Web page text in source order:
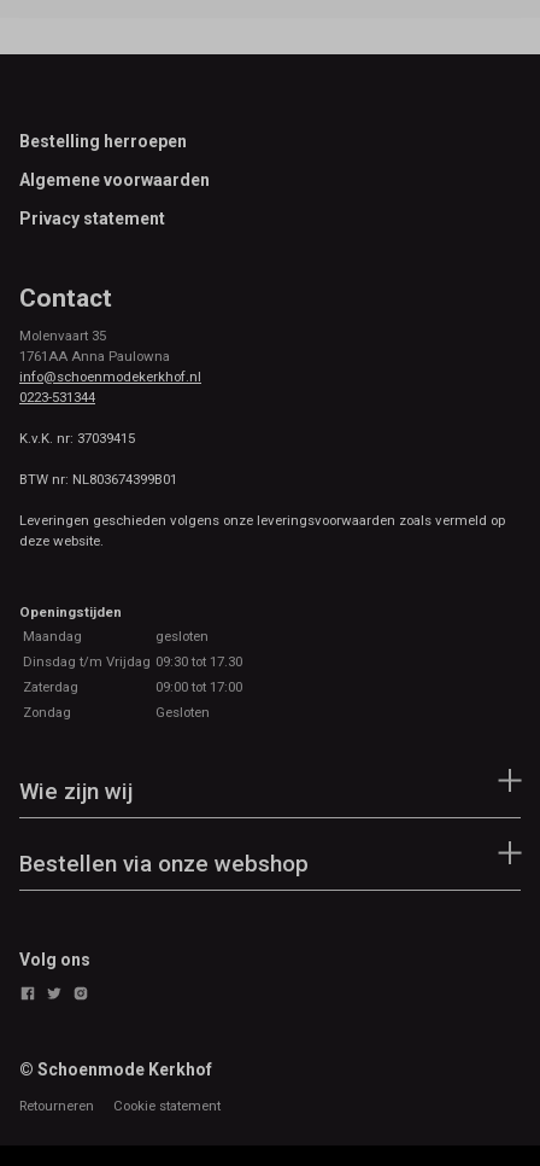
Footer
Bestelling herroepen
Algemene voorwaarden
Privacy statement
Contact
Molenvaart 35
1761AA Anna Paulowna
info@schoenmodekerkhof.nl
0223-531344
K.v.K. nr: 37039415
BTW nr: NL803674399B01
Leveringen geschieden volgens onze leveringsvoorwaarden zoals vermeld op
deze website.
Openingstijden
Maandag
gesloten
Dinsdag t/m Vrijdag 09:30 tot 17.30
Zaterdag
09:00 tot 17:00
Zondag
Gesloten
Wie zijn wij
Bestellen via onze webshop
Volg ons
© Schoenmode Kerkhof
Retourneren Cookie statement